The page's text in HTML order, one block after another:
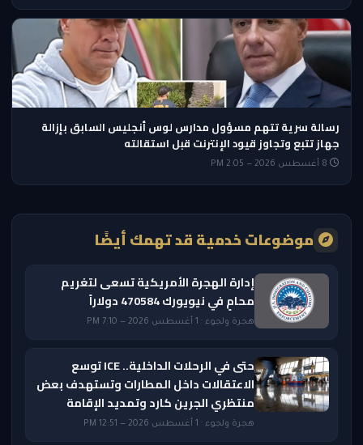
رسالة سرية تتهم مسؤول مدارس لوس أنجليس السابق بإزالة
جهاز تتبع وتجاوز قيود الإنترنت قبل استقالته
موضوعات خدمية قد تهمك أيضًا
إدارة الهجرة الأمريكية تسعى لتغريم
محامٍ في نيويورك 470584 دولاراً
هجرة ولجوء · 1 أغسطس 2026 — 7:10 PM
حتى في الرحلات الداخلية.. ICE توسع
الاعتقالات داخل المطارات وتستهدف بعض
منتظري الجرين كارد وتمديد الإقامة
هجرة ولجوء · 1 أغسطس 2026 — 12:51 PM